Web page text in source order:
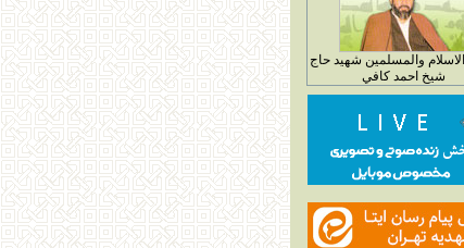
والمسلمين شهيد حاج
شيخ احمد کافي